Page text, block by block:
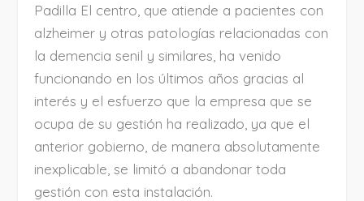
Padilla El centro, que atiende a pacientes con
alzheimer y otras patologías relacionadas con
la demencia senil y similares, ha venido
funcionando en los últimos años gracias al
interés y el esfuerzo que la empresa que se
ocupa de su gestión ha realizado, ya que el
anterior gobierno, de manera absolutamente
inexplicable, se limitó a abandonar toda
gestión con esta instalación.